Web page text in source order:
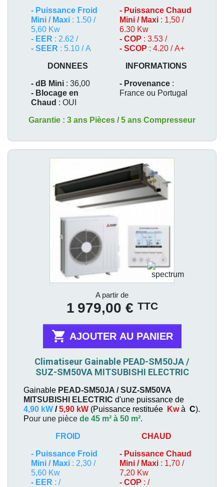
- Puissance Froid
Mini / Maxi : 1.50 /
5,60 Kw
- EER : 2.62 /
- SEER : 5.10 / A
- Puissance Chaud
Mini / Maxi : 1,50 /
6.30 Kw
- COP : 3.53 /
- SCOP : 4.20 / A+
DONNEES
- dB Mini : 36,00
- Blocage en
Chaud : OUI
INFORMATIONS
- Provenance :
France ou Portugal
Garantie : 3 ans Pièces / 5 ans Compresseur
A partir de
1 979,00 € TTC
 AJOUTER AU PANIER
Climatiseur Gainable PEAD-SM50JA /
SUZ-SM50VA MITSUBISHI ELECTRIC
Gainable PEAD-SM50JA / SUZ-SM50VA
MITSUBISHI ELECTRIC d'une puissance de
4,90 kW /5,90 kW (Puissance restituée Kwà C).
Pour une pièce de 45 m² à 50 m².
FROID
- Puissance Froid
Mini / Maxi : 2,30 /
5,60 Kw
- EER : /
CHAUD
- Puissance Chaud
Mini / Maxi : 1,70 /
7,20 Kw
- COP : /